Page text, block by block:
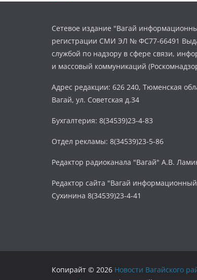
Сетевое издание "Вагай
регистрации СМИ ЭЛ № ФС77-66491
службой по надзору в сфере связи,
и массовый коммуникаций
Адрес редакции: 626 240, Тюменская
Вагай, ул. Советская д.34
Бухгалтерия: 8(34539)23-4-83
Отдел рекламы: 8(34539)23-5-86
Редактор радиоканала "Вагай" А.В.
Редактор сайта "Вагай
Сухинина 8(34539)23-4-41
Копирайт © 2026 Новости Вагайского